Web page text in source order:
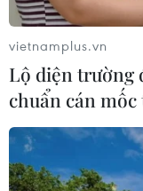
thiệt mạng ở tỉnh
vietnamplus.vn
Lộ diện trường
chuẩn cán